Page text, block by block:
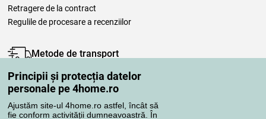
Principii și protecția datelor
personale pe 4home.ro
Ajustăm site-ul 4home.ro astfel, încât să
fie conform activității dumneavoastră. În
Retragere de la contract
Regulile de procesare a recenziilor
Metode de transport
Metode de plată